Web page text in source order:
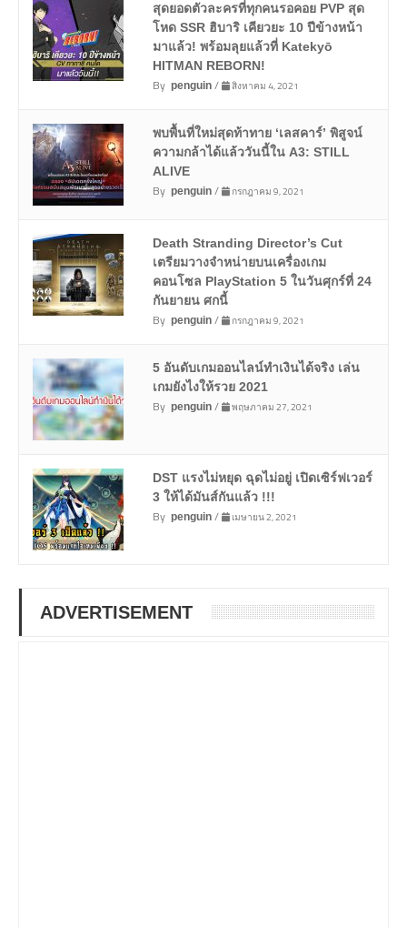
สุดยอดตัวละครที่ทุกคนรอคอย PVP สุด
โหด SSR ฮิบาริ เคียวยะ 10 ปีข้างหน้า
มาแล้ว! พร้อมลุยแล้วที่ Katekyō
HITMAN REBORN!
By penguin/ สิงหาคม 4, 2021
พบพื้นที่ใหม่สุดท้าทาย ‘เลสคาร์’ พิสูจน์
ความกล้าได้แล้ววันนี้ใน A3: STILL
ALIVE
By penguin/ กรกฎาคม 9, 2021
Death Stranding Director’s Cut
เตรียมวางจำหน่ายบนเครื่องเกม
คอนโซล PlayStation 5 ในวันศุกร์ที่ 24
กันยายน ศกนี้
By penguin/ กรกฎาคม 9, 2021
5 อันดับเกมออนไลน์ทำเงินได้จริง เล่น
เกมยังไงให้รวย 2021
By penguin/ พฤษภาคม 27, 2021
DST แรงไม่หยุด ฉุดไม่อยู่ เปิดเซิร์ฟเวอร์
3 ให้ได้มันส์กันแล้ว !!!
By penguin/ เมษายน 2, 2021
ADVERTISEMENT